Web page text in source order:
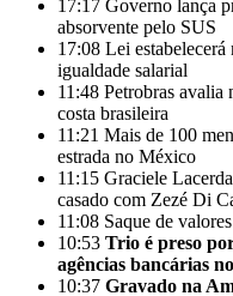
17:17 Governo lança
absorvente pelo SUS
17:08 Lei estabelecerá
igualdade salarial
11:48 Petrobras avalia
costa brasileira
11:21 Mais de 100
estrada no México
11:15 Graciele
casado com Zezé Di
11:08 Saque de
10:53 Trio é preso
agências bancárias
10:37 Gravado na